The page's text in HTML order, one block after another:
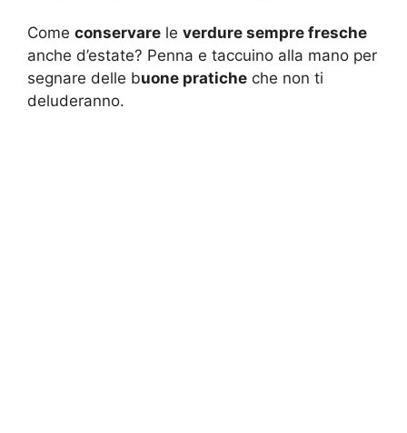
Come conservare le verdure sempre fresche
anche d’estate? Penna e taccuino alla mano per
segnare delle buone pratiche che non ti
deluderanno.